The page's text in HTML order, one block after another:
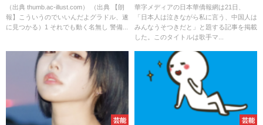
（出典 thumb.ac-illust.com） （出典 【朗
報】こういうのでいいんだよグラドル、遂
に見つかる）1 それでも動く名無し 警備...
華字メディア
華字メディアの日本華僑報網は21日、
「日本人は泣きながら私に言う、中国人は
みんなうそつきだと」と題する記事を掲載
した。このタイトルは歌手マ...
芸能 芸能